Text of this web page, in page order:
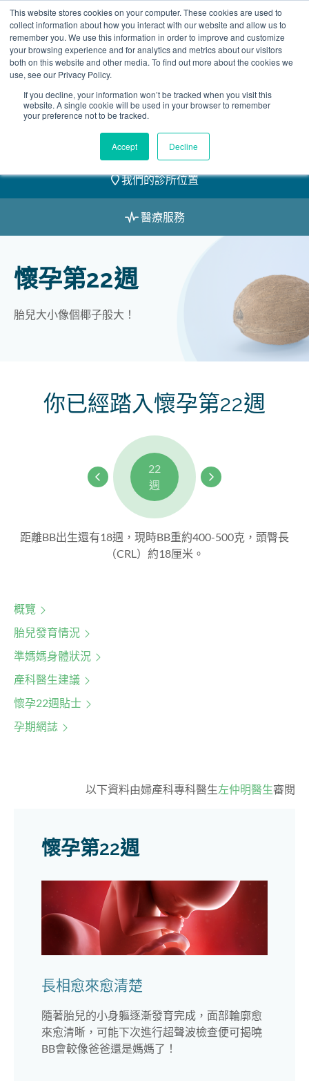
This website stores cookies on your computer. These cookies are used to
collect information about how you interact with our website and allow us to
remember you. We use this information in order to improve and customize
your browsing experience and for analytics and metrics about our visitors
both on this website and other media. To find out more about the cookies we
use, see our Privacy Policy.
If you decline, your information won’t be tracked when you visit this
website. A single cookie will be used in your browser to remember
your preference not to be tracked.
Accept Decline
Skip
to
content
2155 9055
預約
我們的醫護團隊
我們的診所位置
醫療服務
懷孕第22週
胎兒大小像個椰子般大！
你已經踏入懷孕第22週
22
週
距離BB出生還有18週，現時BB重約400-500克，頭臀長
（CRL）約18厘米。
概覽
胎兒發育情況
準媽媽身體狀況
產科醫生建議
懷孕22週貼士
孕期網誌
以下資料由婦產科專科醫生左仲明醫生審閱
懷孕第22週
長相愈來愈清楚
隨著胎兒的小身軀逐漸發育完成，面部輪廓愈
來愈清晰，可能下次進行超聲波檢查便可揭曉
BB會較像爸爸還是媽媽了！